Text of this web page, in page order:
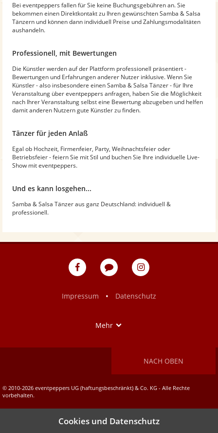
Bei eventpeppers fallen für Sie keine Buchungsgebühren an. Sie
bekommen einen Direktkontakt zu Ihren gewünschten Samba & Salsa
Tänzern und können dann individuell Preise und Zahlungsmodalitäten
aushandeln.
Professionell, mit Bewertungen
Die Künstler werden auf der Plattform professionell präsentiert -
Bewertungen und Erfahrungen anderer Nutzer inklusive. Wenn Sie
Künstler - also insbesondere einen Samba & Salsa Tänzer - für Ihre
Veranstaltung über eventpeppers anfragen, haben Sie die Möglichkeit
nach Ihrer Veranstaltung selbst eine Bewertung abzugeben und helfen
damit anderen Nutzern gute Künstler zu finden.
Tänzer für jeden Anlaß
Egal ob Hochzeit, Firmenfeier, Party, Weihnachtsfeier oder
Betriebsfeier - feiern Sie mit Stil und buchen Sie Ihre individuelle Live-
Show mit eventpeppers.
Und es kann losgehen...
Samba & Salsa Tänzer aus ganz Deutschland: individuell &
professionell.
eventpeppers
Blog
eventpeppers
Impressum
• Datenschutz
Mehr
NACH OBEN
© 2010-2026 eventpeppers UG (haftungsbeschränkt) & Co. KG - Alle Rechte
vorbehalten.
Cookies und Datenschutz